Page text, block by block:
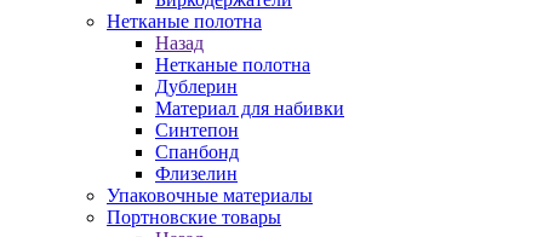
Нетканые полотна
Назад
Нетканые полотна
Дублерин
Материал для набивки
Синтепон
Спанбонд
Флизелин
Упаковочные материалы
Портновские товары